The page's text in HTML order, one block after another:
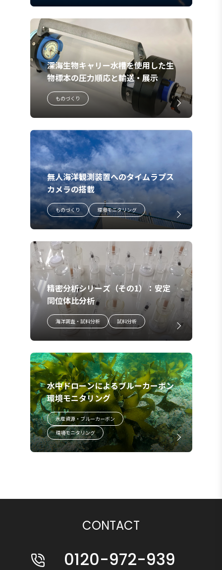
深海生物キャリー水槽を使用した生
物標本の圧力順応と輸送・展示
ものづくり
無人海洋観測装置へのタイムラプス
カメラの搭載
ものづくり 環境モニタリング
精密分析シリーズ（その1）：安定
同位体比分析
海洋調査・試料分析 試料分析
水中ドローンによるブルーカーボン
環境モニタリング
水産資源・ブルーカーボン
環境モニタリング
CONTACT
0120-972-939